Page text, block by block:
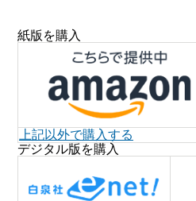
紙版を購入
上記以外で購入する
デジタル版を購入